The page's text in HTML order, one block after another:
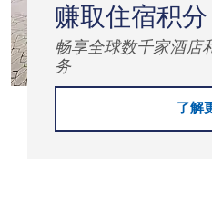
赚取住宿积分
畅享全球数千家酒店
务
了解